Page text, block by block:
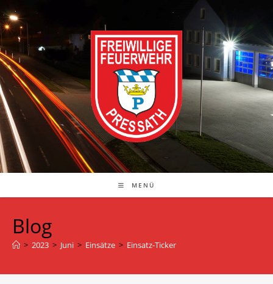
Zum
Inhalt
springen
MENÜ
Blog
> 2023 > Juni > Einsätze > Einsatz-Ticker